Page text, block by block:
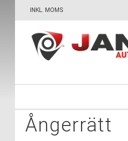
INKL. MOMS
Ångerrätt